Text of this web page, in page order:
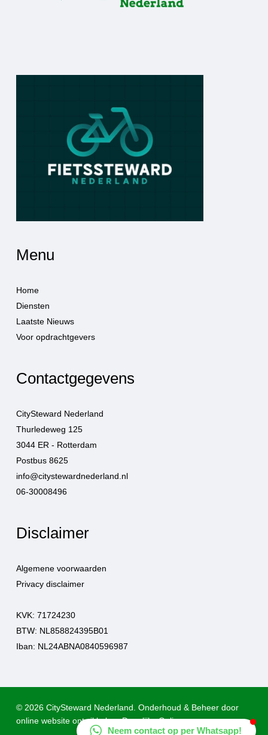
Menu
Home
Diensten
Laatste Nieuws
Voor opdrachtgevers
Contactgegevens
CitySteward Nederland
Thurledeweg 125
3044 ER - Rotterdam
Postbus 8625
info@citystewardnederland.nl
06-30008496
Disclaimer
Algemene voorwaarden
Privacy disclaimer
KVK: 71724230
BTW: NL858824395B01
Iban: NL24ABNA0840596987
© 2026 CitySteward Nederland. Onderhoud & Beheerdoor
online website ontwikkelaarDagelijks Online
Neem contact op per Whatsapp!